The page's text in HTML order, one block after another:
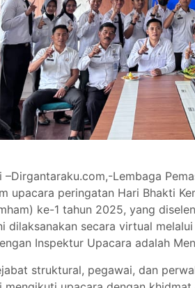
–Dirgantaraku.com,-Lembaga
upacara peringatan Hari Bhakti
ke-1 tahun 2025, yang
dilaksanakan secara virtual
Inspektur Upacara adalah
struktural, pegawai, dan